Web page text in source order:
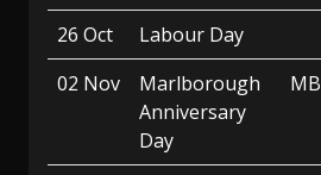
26 Oct
Labour Day
02 Nov
Marlborough
Anniversary
Day
MB